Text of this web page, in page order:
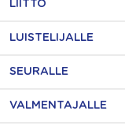
LIITTO
LUISTELIJALLE
SEURALLE
VALMENTAJALLE